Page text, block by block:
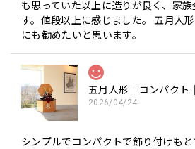
も思っていた以上に造りが良く、家
す。値段以上に感じました。 五月人
にも勧めたいと思います。
2026/04/24
シンプルでコンパクトで飾り付けも